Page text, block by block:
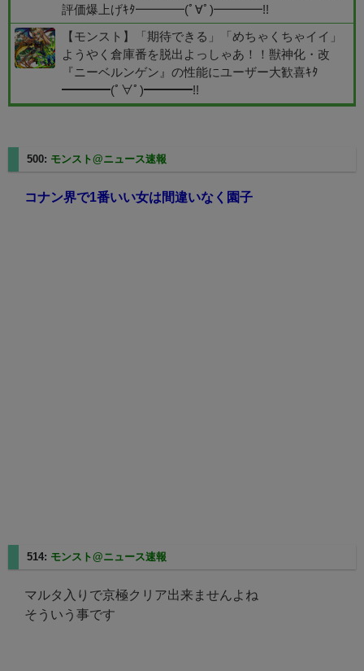
評価爆上げｷﾀ━━━━(ﾟ∀ﾟ)━━━━!!
【モンスト】「期待できる」「めちゃくちゃイイ」
ようやく倉庫番を脱出よっしゃあ！！獣神化・改
『ニーベルンゲン』の性能にユーザー大歓喜ｷﾀ
━━━━(ﾟ∀ﾟ)━━━━!!
500: モンスト@ニュース速報
コナン界で1番いい女は間違いなく園子
514: モンスト@ニュース速報
マルタ入りで京極クリア出来ませんよね
そういう事です